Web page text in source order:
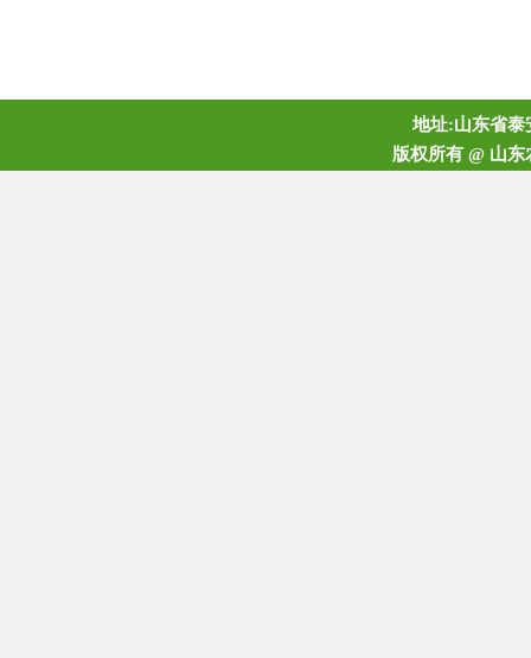
地址:山东省泰
版权所有 @ 山